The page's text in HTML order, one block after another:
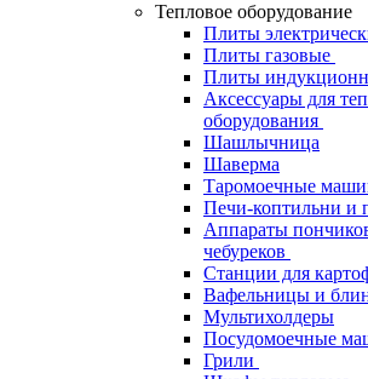
Тепловое оборудование
Плиты
Плиты газовые
Плиты
Аксессуары для
оборудования
Шашлычница
Шаверма
Таромоечные
Печи-коптильни и
Аппараты
чебуреков
Станции для
Вафельницы и
Мультихолдеры
Посудомоечные
Грили